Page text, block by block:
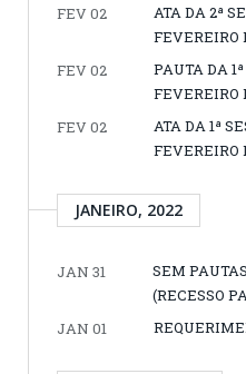
FEV 02
ATA DA 2ª
FEVEREIRO
FEV 02
PAUTA DA
FEVEREIRO
FEV 02
ATA DA 1ª
FEVEREIRO
JANEIRO, 2022
JAN 31
SEM
(RECESSO
JAN 01